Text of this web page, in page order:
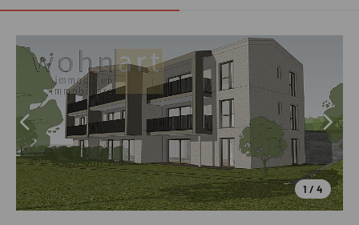
1 / 4